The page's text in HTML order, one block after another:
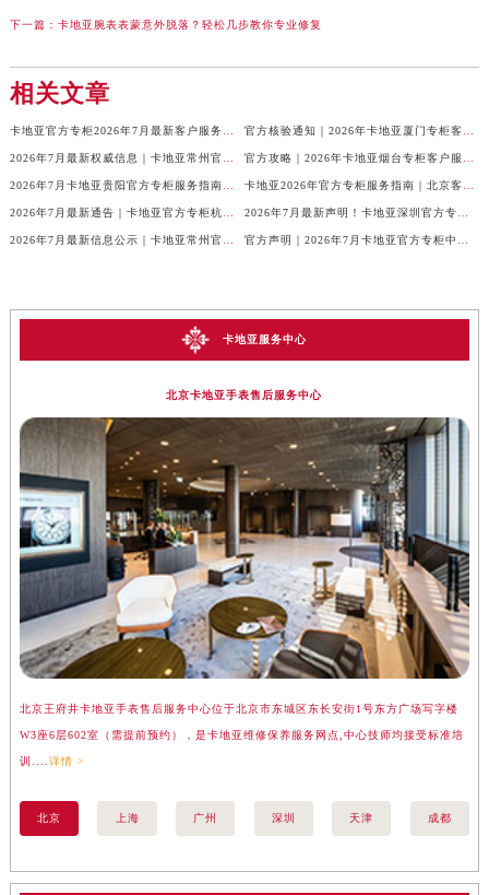
下一篇： 卡地亚腕表表蒙意外脱落？轻松几步教你专业修复
相关文章
卡地亚服务中心
北京卡地亚手表售后服务中心
北京王府井卡地亚手表售后服务中心位于北京市东城区东长安街1号东方广场写字楼
W3座6层602室（需提前预约），是卡地亚维修保养服务网点,中心技师均接受标准培
训.... 详情 >
北京 上海 广州 深圳 天津 成都